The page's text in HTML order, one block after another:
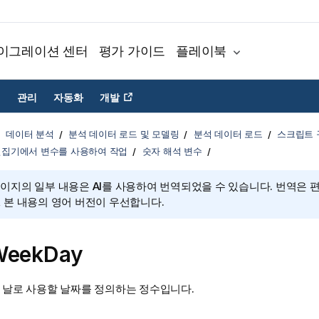
그레이션 센터 평가 가이드 플레이북
관리 자동화 개발
데이터 분석 분석 데이터 로드 및 모델링 분석 데이터 로드
스크립트
기에서 변수를 사용하여 작업
숫자 해석 변수
지의 일부 내용은 AI를 사용하여 번역되었을 수 있습니다. 번역은
본 내용의 영어 버전이 우선합니다.
로 사용할 날짜를 정의하는 정수입니다.